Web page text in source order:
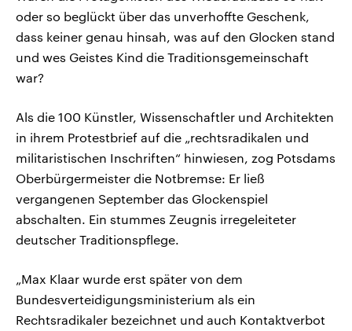
oder so beglückt über das unverhoffte Geschenk,
dass keiner genau hinsah, was auf den Glocken stand
und wes Geistes Kind die Traditionsgemeinschaft
war?
Als die 100 Künstler, Wissenschaftler und Architekten
in ihrem Protestbrief auf die „rechtsradikalen und
militaristischen Inschriften“ hinwiesen, zog Potsdams
Oberbürgermeister die Notbremse: Er ließ
vergangenen September das Glockenspiel
abschalten. Ein stummes Zeugnis irregeleiteter
deutscher Traditionspflege.
„Max Klaar wurde erst später von dem
Bundesverteidigungsministerium als ein
Rechtsradikaler bezeichnet und auch Kontaktverbot